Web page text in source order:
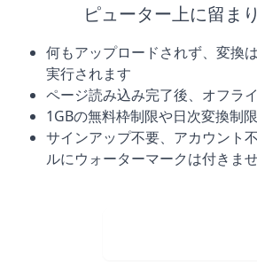
ピューター上に留ま
何もアップロードされず、変換
実行されます
ページ読み込み完了後、オフラ
1GBの無料枠制限や日次変換制
サインアップ不要、アカウント
ルにウォーターマークは付きま